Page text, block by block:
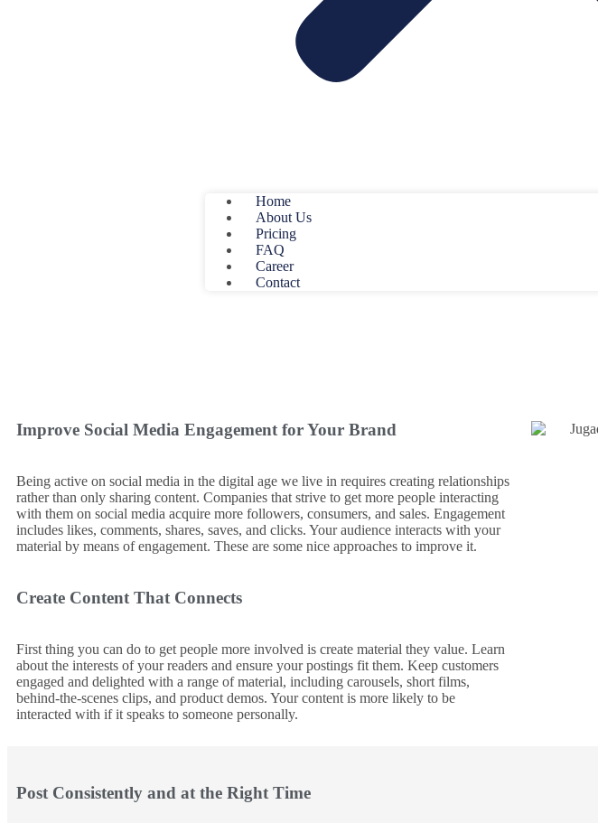
Home
About Us
Pricing
FAQ
Career
Contact
Improve Social Media Engagement for Your Brand
Being active on social media in the digital age we live in requires creating relationships
rather than only sharing content. Companies that strive to get more people interacting
with them on social media acquire more followers, consumers, and sales. Engagement
includes likes, comments, shares, saves, and clicks. Your audience interacts with your
material by means of engagement. These are some nice approaches to improve it.
Create Content That Connects
First thing you can do to get people more involved is create material they value. Learn
about the interests of your readers and ensure your postings fit them. Keep customers
engaged and delighted with a range of material, including carousels, short films,
behind-the-scenes clips, and product demos. Your content is more likely to be
interacted with if it speaks to someone personally.
Post Consistently and at the Right Time